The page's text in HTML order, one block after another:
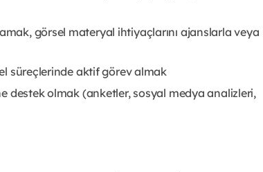
görsel materyal ihtiyaçlarını ajanslarla veya
süreçlerinde aktif görev almak
destek olmak (anketler, sosyal medya analizleri,